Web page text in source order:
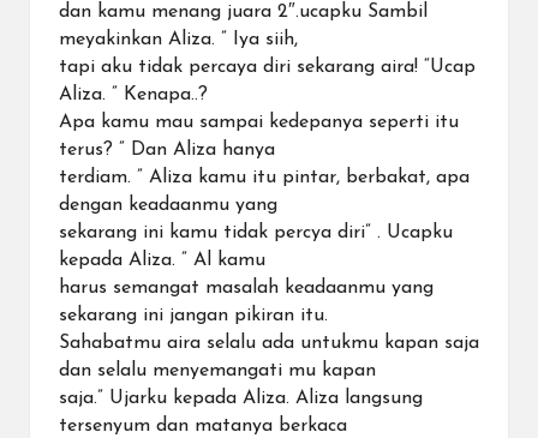
dan kamu menang juara 2″.ucapku Sambil
meyakinkan Aliza. ” Iya siih,
tapi aku tidak percaya diri sekarang aira! “Ucap
Aliza. ” Kenapa..?
Apa kamu mau sampai kedepanya seperti itu
terus? ” Dan Aliza hanya
terdiam. ” Aliza kamu itu pintar, berbakat, apa
dengan keadaanmu yang
sekarang ini kamu tidak percya diri” . Ucapku
kepada Aliza. ” Al kamu
harus semangat masalah keadaanmu yang
sekarang ini jangan pikiran itu.
Sahabatmu aira selalu ada untukmu kapan saja
dan selalu menyemangati mu kapan
saja.” Ujarku kepada Aliza. Aliza langsung
tersenyum dan matanya berkaca